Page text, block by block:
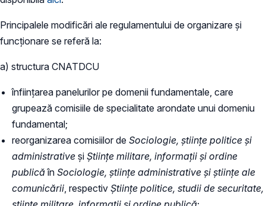
Principalele modificări ale regulamentului de organizare și
funcționare se referă la:
a) structura CNATDCU
înființarea panelurilor pe domenii fundamentale, care
grupează comisiile de specialitate arondate unui domeniu
fundamental;
reorganizarea comisiilor de Sociologie, științe politice și
administrative și Științe militare, informații și ordine
publicăîn Sociologie, științe administrative și științe ale
comunicării , respectiv Științe politice, studii de securitate,